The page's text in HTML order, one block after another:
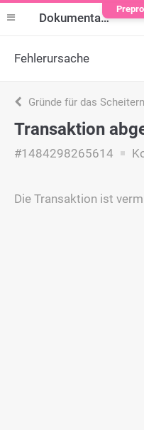
Dokumentation
Fehlerursache
Gründe für das Scheitern
Transaktion
#1484298265614
Die Transaktion ist